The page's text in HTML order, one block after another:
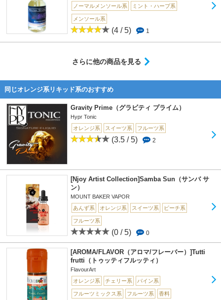
ノーマルメンソール系
ミント・ハーブ系
メンソール系
(4 / 5) 1
さらに他の商品を見る
同じオレンジ系リキッド系のおすすめ
Gravity Prime（グラビティ プライム）
Hypr Tonic
オレンジ系
スイーツ系 フルーツ系
(3.5 / 5) 2
[Njoy Artist Collection]Samba Sun（サンバ サ
ン）
MOUNT BAKER VAPOR
あんず系
オレンジ系 スイーツ系 ピーチ系
フルーツ系
(0 / 5) 0
[AROMA/FLAVOR（アロマ/フレーバー）]Tutti
frutti（トゥッティフルッティ）
FlavourArt
オレンジ系
チェリー系 パイン系
フルーツミックス系 フルーツ系 香料